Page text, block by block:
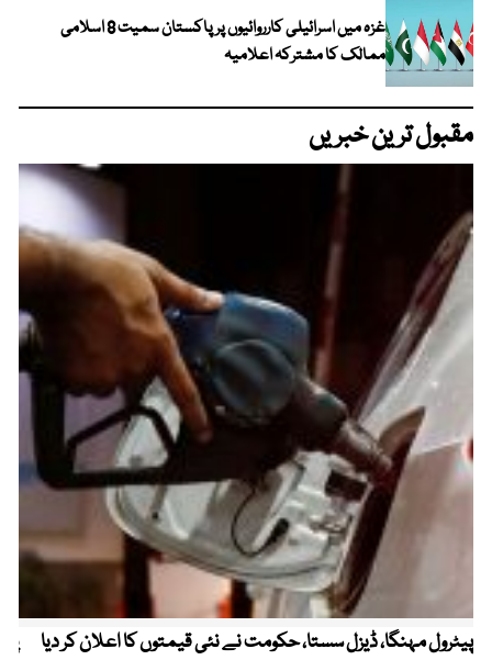
غزہ میں اسرائیلی کارروائیوں پر پاکستان سمیت 8 اسلامی
ممالک کا مشترکہ اعلامیہ
مقبول ترین خبریں
پیٹرول مہنگا، ڈیزل سستا، حکومت نے نئی قیمتوں کا اعلان کر دیا